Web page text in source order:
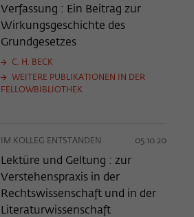
Verfassung : Ein Beitrag zur
Wirkungsgeschichte des
Grundgesetzes
C. H. BECK
WEITERE PUBLIKATIONEN IN DER
FELLOWBIBLIOTHEK
IM KOLLEG ENTSTANDEN 05.10.20
Lektüre und Geltung : zur
Verstehenspraxis in der
Rechtswissenschaft und in der
Literaturwissenschaft